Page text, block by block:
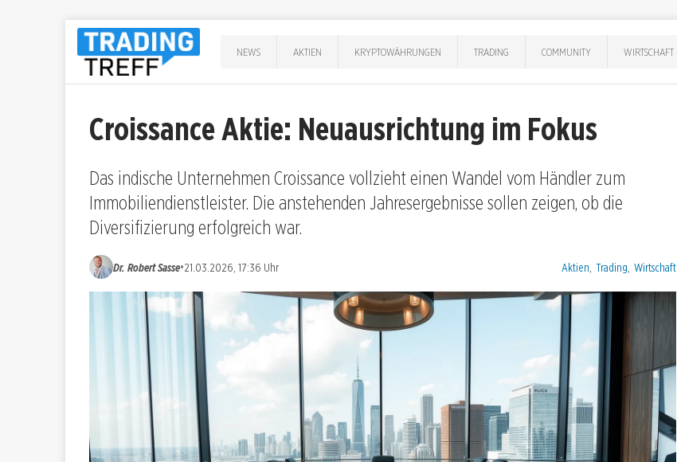
NEWS AKTIEN KRYPTOWÄHRUNGEN TRADING COMMUNITY WIRTSCHAFT
Croissance Aktie: Neuausrichtung im Fokus
Das indische Unternehmen Croissance vollzieht einen Wandel vom Händler zum
Immobiliendienstleister. Die anstehenden Jahresergebnisse sollen zeigen, ob die
Diversifizierung erfolgreich war.
Dr. Robert Sasse•21.03.2026, 17:36 Uhr Kategorien:
Aktien Trading Wirtschaft